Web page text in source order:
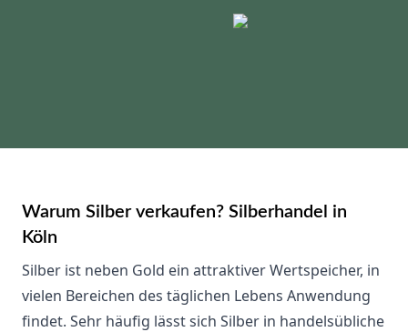
Warum Silber verkaufen? Silberhandel in
Köln
Silber ist neben Gold ein attraktiver Wertspeicher, in
vielen Bereichen des täglichen Lebens Anwendung
findet. Sehr häufig lässt sich Silber in handelsübliche